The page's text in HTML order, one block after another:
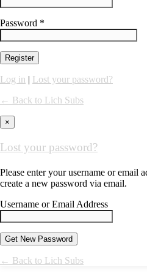
Password *
Log in | Lost your password?
← Back to Lich Subs
×
Lost your password?
Please enter your username or email
create a new password via email.
Username or Email Address
← Back to Lich Subs